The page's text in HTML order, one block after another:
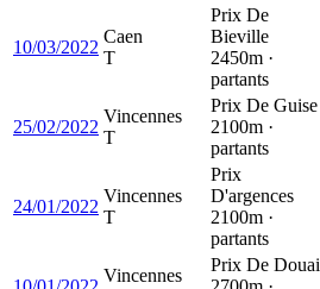
10/03/2022
Caen
T
Prix De
Bieville
2450m ·
partants
25/02/2022
Vincennes
T
Prix De Guise
2100m ·
partants
24/01/2022
Vincennes
T
Prix
D'argences
2100m ·
partants
Vincennes
Prix De Douai